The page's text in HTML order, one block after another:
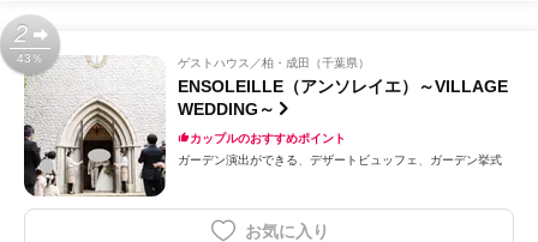
2
43％ ゲストハウス 柏・成田（千葉県）
ENSOLEILLE（アンソレイエ）～VILLAGE
WEDDING～
カップルのおすすめポイント
ガーデン演出ができる
デザートビュッフェ ガーデン挙式
お気に入り